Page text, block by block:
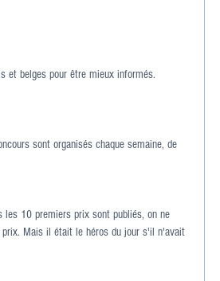
et belges pour être mieux informés.
sont organisés chaque semaine, de
10 premiers prix sont publiés, on ne
Mais il était le héros du jour s'il n'avait